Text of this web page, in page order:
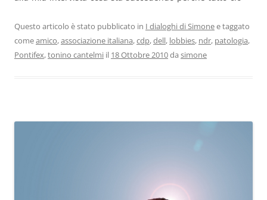
Questo articolo è stato pubblicato in I dialoghi di Simonee taggato
comeamico,associazione italiana,cdp,dell, lobbies, ndr, patologia,
Pontifex,tonino cantelmi il 18 Ottobre 2010da simone